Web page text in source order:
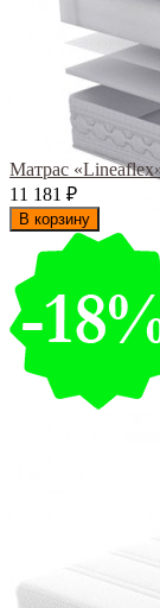
Матрас
11 181
₽
В корзину